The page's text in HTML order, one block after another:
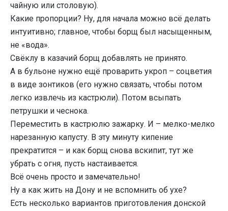
чайную или столовую).
Какие пропорции? Ну, для начала можно всё делать
интуитивно; главное, чтобы борщ был насыщенным,
не «вода».
Свёклу в казачий борщ добавлять не принято.
А в бульоне нужно ещё проварить укроп – соцветия
в виде зонтиков (его нужно связать, чтобы потом
легко извлечь из кастрюли). Потом всыпать
петрушки и чеснока.
Переместить в кастрюлю зажарку. И – мелко-мелко
нарезанную капусту. В эту минуту кипение
прекратится – и как борщ снова вскипит, тут же
убрать с огня, пусть настаивается.
Всё очень просто и замечательно!
Ну а как жить на Дону и не вспомнить об ухе?
Есть несколько вариантов приготовления донской